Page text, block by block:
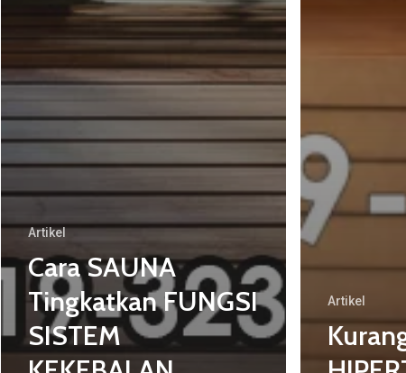
Artikel
Cara SAUNA
Tingkatkan FUNGSI
SISTEM
Artikel